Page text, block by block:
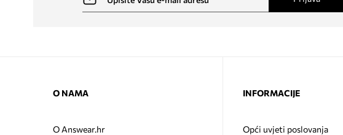
O NAMA
O Answear.hr
INFORMACIJE
Opći uvjeti poslovanja